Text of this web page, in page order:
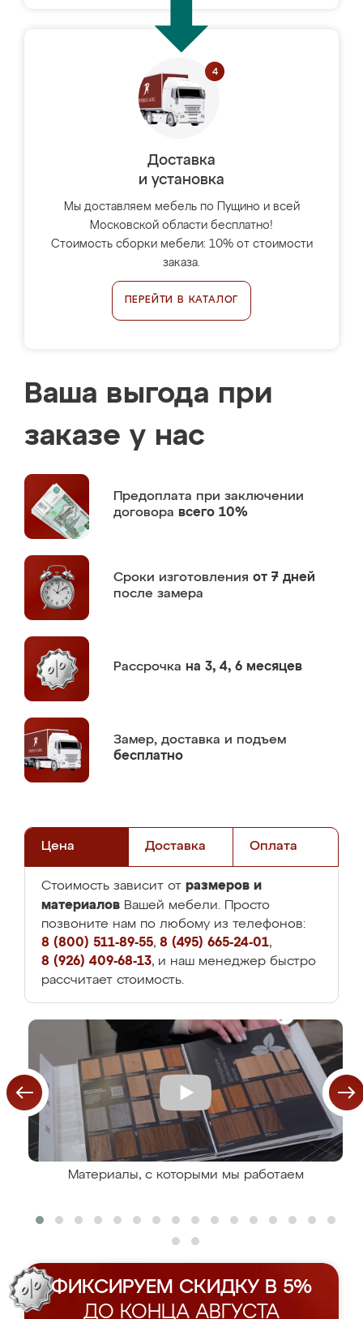
Доставка
и установка
Мы доставляем мебель по Пущино и всей
Московской области бесплатно!
Стоимость сборки мебели: 10% от стоимости
заказа.
ПЕРЕЙТИ В КАТАЛОГ
Ваша выгода при
заказе у нас
Предоплата при заключении
договора всего 10%
Сроки изготовления от 7 дней
после замера
Рассрочка на 3, 4, 6 месяцев
Замер, доставка и подъем
бесплатно
Цена Доставка Оплата
Стоимость зависит от размеров и
материалов Вашей мебели. Просто
позвоните нам по любому из телефонов:
8 (800) 511-89-55, 8 (495) 665-24-01,
8 (926) 409-68-13, и наш менеджер быстро
рассчитает стоимость.
Материалы, с которыми мы работаем
ФИКСИРУЕМ СКИДКУ В 5%
ДО КОНЦА АВГУСТА